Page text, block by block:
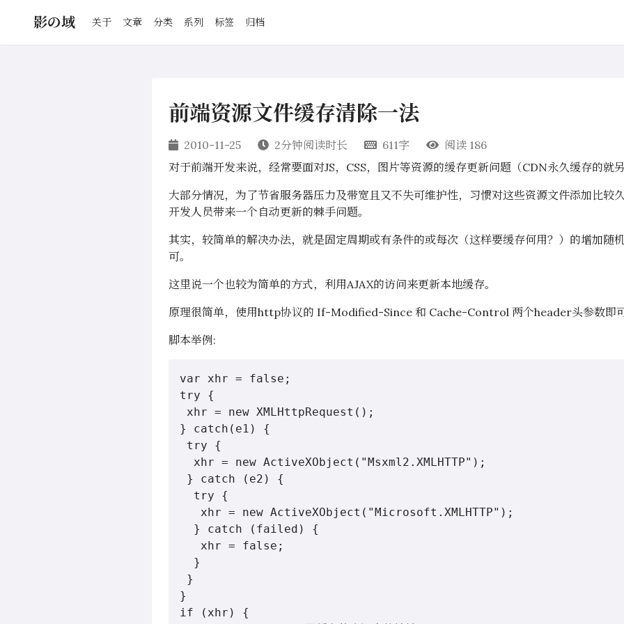
影の域 关于 文章 分类 系列 标签 归档
前端资源文件缓存清除一法
2010-11-25 2分钟阅读时长 611字 阅读 186
对于前端开发来说，经常要面对JS，CSS，图片等资源的缓存更新问题（CDN永久缓存的就
大部分情况，为了节省服务器压力及带宽且又不失可维护性，习惯对这些资源文件添加比较
开发人员带来一个自动更新的棘手问题。
其实，较简单的解决办法，就是固定周期或有条件的或每次（这样要缓存何用？）的增加随
可。
这里说一个也较为简单的方式，利用AJAX的访问来更新本地缓存。
原理很简单，使用http协议的 If-Modified-Since 和 Cache-Control 两个header头参数即
脚本举例:
var xhr = false;
try {
xhr = new XMLHttpRequest();
} catch(e1) {
try {
xhr = new ActiveXObject("Msxml2.XMLHTTP");
} catch (e2) {
try {
xhr = new ActiveXObject("Microsoft.XMLHTTP");
} catch (failed) {
xhr = false;
}
}
}
if (xhr) {